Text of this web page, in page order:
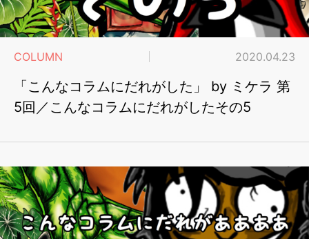
COLUMN 2020.04.23
「こんなコラムにだれがした」 by ミケラ 第
5回／こんなコラムにだれがしたその5